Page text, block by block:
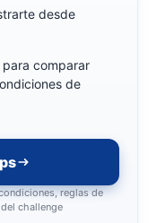
desde
comparar
de
reglas de
challenge